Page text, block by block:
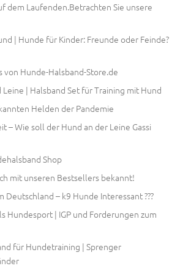
dem Laufenden.Betrachten Sie unsere
| Hunde für Kinder: Freunde oder Feinde?
von Hunde-Halsband-Store.de
Leine | Halsband Set für Training mit Hund
Helden der Pandemie
– Wie soll der Hund an der Leine Gassi
Shop
mit unseren Bestsellers bekannt!
Deutschland – k9 Hunde Interessant ???
Hundesport | IGP und Forderungen zum
für Hundetraining | Sprenger